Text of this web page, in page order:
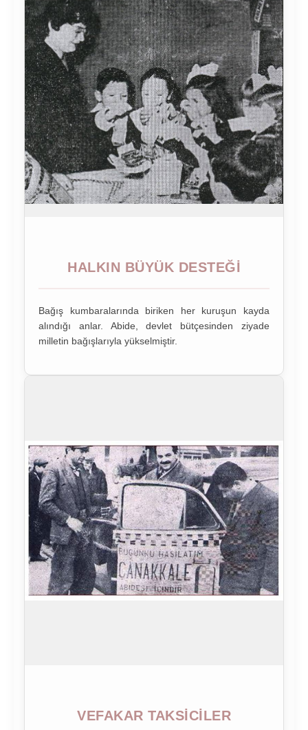
HALKIN BÜYÜK DESTEĞI
Bağış kumbaralarında biriken her kuruşun kayda
alındığı anlar. Abide, devlet bütçesinden ziyade
milletin bağışlarıyla yükselmiştir.
VEFAKAR TAKSICILER